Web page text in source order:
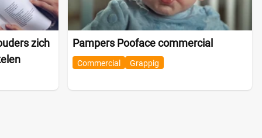
zich
Pampers Pooface commercial
Commercial Grappig